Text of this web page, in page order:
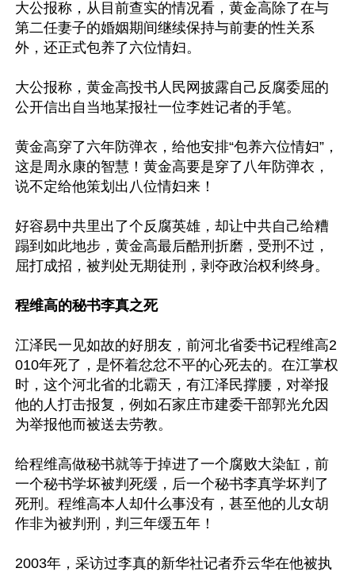
大公报称，从目前查实的情况看，黄金高除了在与
第二任妻子的婚姻期间继续保持与前妻的性关系
外，还正式包养了六位情妇。
大公报称，黄金高投书人民网披露自己反腐委屈的
公开信出自当地某报社一位李姓记者的手笔。
黄金高穿了六年防弹衣，给他安排“包养六位情妇”，
这是周永康的智慧！黄金高要是穿了八年防弹衣，
说不定给他策划出八位情妇来！
好容易中共里出了个反腐英雄，却让中共自己给糟
蹋到如此地步，黄金高最后酷刑折磨，受刑不过，
屈打成招，被判处无期徒刑，剥夺政治权利终身。
程维高的秘书李真之死
江泽民一见如故的好朋友，前河北省委书记程维高2
010年死了，是怀着忿忿不平的心死去的。在江掌权
时，这个河北省的北霸天，有江泽民撑腰，对举报
他的人打击报复，例如石家庄市建委干部郭光允因
为举报他而被送去劳教。
给程维高做秘书就等于掉进了一个腐败大染缸，前
一个秘书学坏被判死缓，后一个秘书李真学坏判了
死刑。程维高本人却什么事没有，甚至他的儿女胡
作非为被判刑，判三年缓五年！
2003年，采访过李真的新华社记者乔云华在他被执